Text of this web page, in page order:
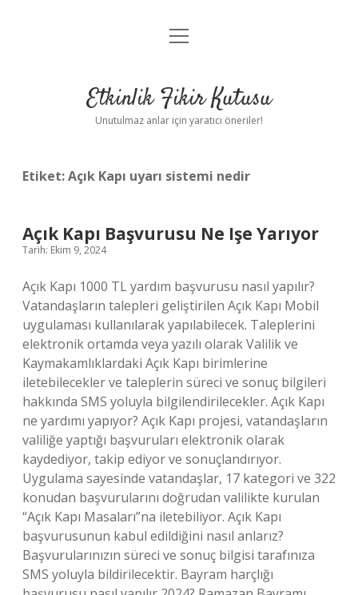
Anasayfa
Yasal Uyarı
menüyü
Etkinlik Fikir Kutusu
Unutulmaz anlar için yaratıcı öneriler!
Etiket:Açık Kapı uyarı sistemi nedir
Açık Kapı Başvurusu Ne Işe Yarıyor
Tarih: Ekim 9, 2024
Açık Kapı 1000 TL yardım başvurusu nasıl yapılır?
Vatandaşların talepleri geliştirilen Açık Kapı Mobil
uygulaması kullanılarak yapılabilecek. Taleplerini
elektronik ortamda veya yazılı olarak Valilik ve
Kaymakamlıklardaki Açık Kapı birimlerine
iletebilecekler ve taleplerin süreci ve sonuç bilgileri
hakkında SMS yoluyla bilgilendirilecekler. Açık Kapı
ne yardımı yapıyor? Açık Kapı projesi, vatandaşların
valiliğe yaptığı başvuruları elektronik olarak
kaydediyor, takip ediyor ve sonuçlandırıyor.
Uygulama sayesinde vatandaşlar, 17 kategori ve 322
konudan başvurularını doğrudan valilikte kurulan
“Açık Kapı Masaları”na iletebiliyor. Açık Kapı
başvurusunun kabul edildiğini nasıl anlarız?
Başvurularınızın süreci ve sonuç bilgisi tarafınıza
SMS yoluyla bildirilecektir. Bayram harçlığı